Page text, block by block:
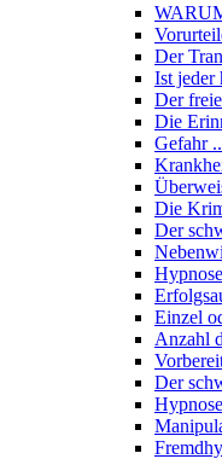
Der
Ist jeder
Der
Die
Gefahr
Die
Der
Einzel
Anzahl
Der